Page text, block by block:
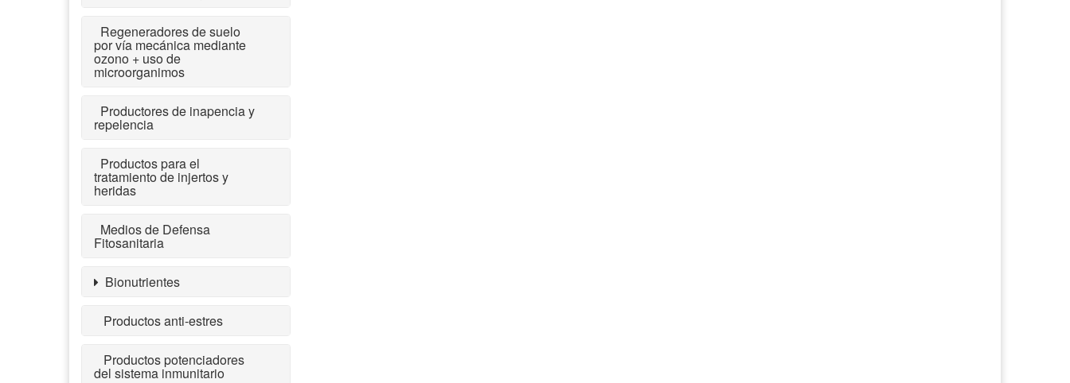
Regeneradores de suelo
por vía mecánica mediante
ozono + uso de
microorganimos
Productores de inapencia y
repelencia
Productos para el
tratamiento de injertos y
heridas
Medios de Defensa
Fitosanitaria
Bionutrientes
Productos anti-estres
Productos potenciadores
del sistema inmunitario